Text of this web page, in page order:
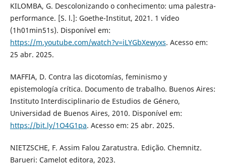
KILOMBA, G. Descolonizando o conhecimento: uma palestra-
performance. [S. l.]: Goethe-Institut, 2021. 1 vídeo
(1h01min51s). Disponível em:
https://m.youtube.com/watch?v=iLYGbXewyxs. Acesso em:
25 abr. 2025.
MAFFIA, D. Contra las dicotomías, feminismo y
epistemología crítica. Documento de trabalho. Buenos Aires:
Instituto Interdisciplinario de Estudios de Género,
Universidad de Buenos Aires, 2010. Disponível em:
https://bit.ly/1O4G1pa. Acesso em: 25 abr. 2025.
NIETZSCHE, F. Assim Falou Zaratustra. Edição. Chemnitz.
Barueri: Camelot editora, 2023.